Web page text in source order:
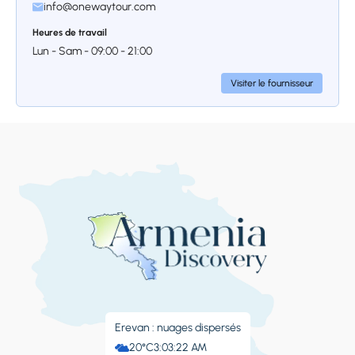
verrons également le magnifique complexe
de la Cascade, un chef-d’œuvre architectural
monumental comportant plusieurs niveaux
Arrêt 1. Ville de Dilijan,
complexe du Vieux Dilijan
surnommée la « seconde Suisse » pour ses
forêts luxuriantes, ses collines ondulantes et
info@onewaytour.com
Heures de travail
Lun - Sam - 09:00 - 21:00
Visiter le fournisseur
Erevan : nuages ​​dispersés
20°C3:03:22 AM